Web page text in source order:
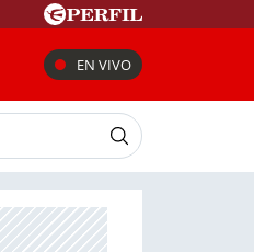
EN VIVO